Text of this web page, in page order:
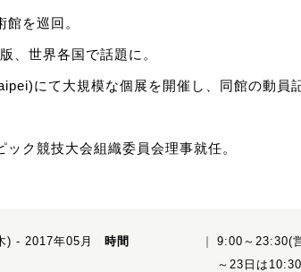
を巡回。
、世界各国で話題に。
にて大規模な個展を開催し、同館の動員
ク競技大会組織委員会理事就任。
) - 2017年05月
時間
9:00～23:30(
～23日は